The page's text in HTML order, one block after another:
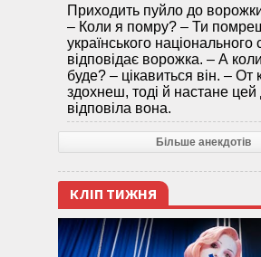
Приходить пуйло до
– Коли я помру? – Ти
українського національного
відповідає ворожка. – А
буде? – цікавиться він. – От
здохнеш, тоді й настане цей
відповіла вона.
Більше анекдотів
КЛІП ТИЖНЯ